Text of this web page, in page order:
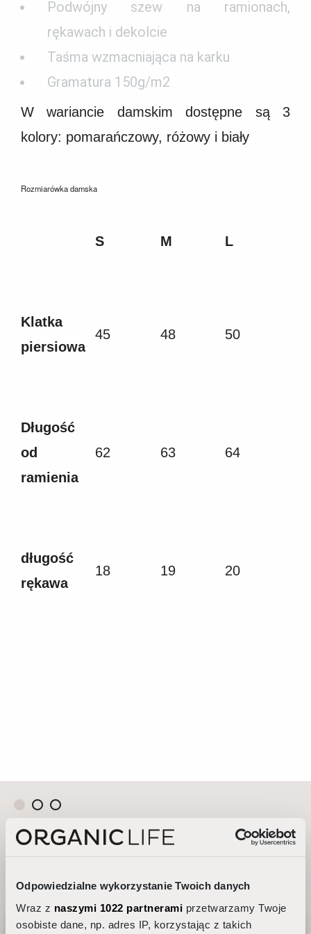
Odpowiedzialne wykorzystanie Twoich danych
Wraz z naszymi 1022 partnerami przetwarzamy Twoje
osobiste dane, np. adres IP, korzystając z takich
Podwójny szew na ramionach,
rękawach i dekolcie
Taśma wzmacniająca na karku
Gramatura 150g/m2
W wariancie damskim dostępne są 3
kolory: pomarańczowy, różowy i biały
Rozmiarówka damska
S M L
Klatka
piersiowa
45 48 50
Długość
od
ramienia
62 63 64
długość
rękawa
18 19 20
Nasze produkty tworzymy od podstaw. W
recepturach sięgamy po zioła i oleje z całego
Każdy nasz produkt powstaje z miłości do
natury, ale jego receptura to efekt wielu
Tradycje zielarskie stosujemy
nowocześnie. Łączymy historyczną wiedzę